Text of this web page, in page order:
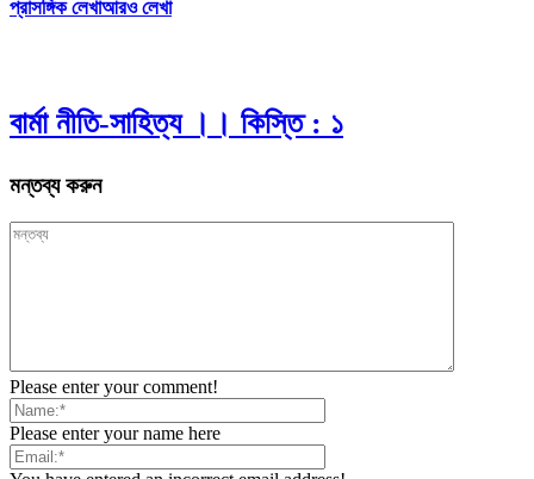
প্রাসঙ্গিক লেখাআরও লেখা
বার্মা নীতি-সাহিত্য ।। কিস্তি : ১
মন্তব্য করুন
Please enter your comment!
Please enter your name here